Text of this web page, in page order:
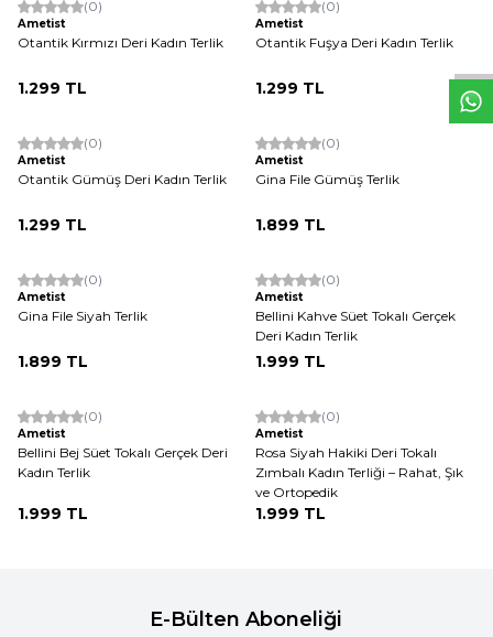
Yeni (0)
Ametist
Otantik Kırmızı Deri Kadın Terlik
1.299 TL
Yeni (0)
Ametist
Otantik Fuşya Deri Kadın Terlik
1.299 TL
Yeni (0)
Ametist
Otantik Gümüş Deri Kadın Terlik
1.299 TL
Yeni (0)
Ametist
Gina File Gümüş Terlik
1.899 TL
Yeni (0)
Ametist
Gina File Siyah Terlik
1.899 TL
Yeni (0)
Ametist
Bellini Kahve Süet Tokalı Gerçek
Deri Kadın Terlik
1.999 TL
Yeni (0)
Ametist
Bellini Bej Süet Tokalı Gerçek Deri
Kadın Terlik
1.999 TL
Yeni (0)
Ametist
Rosa Siyah Hakiki Deri Tokalı
Zımbalı Kadın Terliği – Rahat, Şık
ve Ortopedik
1.999 TL
E-Bülten Aboneliği